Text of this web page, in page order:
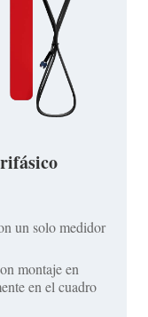
un solo medidor
montaje en
en el cuadro